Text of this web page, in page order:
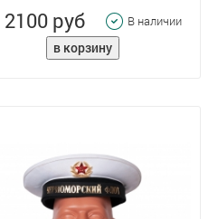
2100 руб В наличии